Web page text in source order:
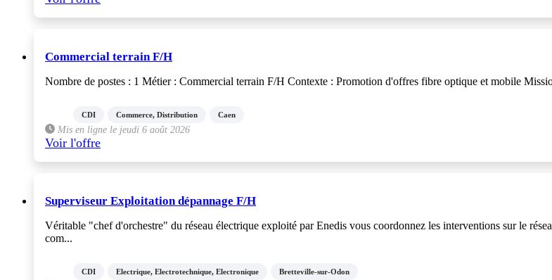
Commercial terrain F/H
Nombre de postes : 1 Métier : Commercial terrain F/H Contexte : Promotion d'offres fibre optique et mobile
CDI Commerce, Distribution Caen
Mis en ligne le jeudi 6 août 2026
Voir l'offre
Superviseur Exploitation dépannage F/H
Véritable "chef d'orchestre" du réseau électrique exploité par Enedis vous coordonnez les interventions sur le
com...
CDI Electrique, Electrotechnique, Electronique Bretteville-sur-Odon